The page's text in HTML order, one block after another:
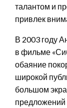
талантом и
привлек
В 2003 году
в фильме
обаяние
широкой
большом
предложений